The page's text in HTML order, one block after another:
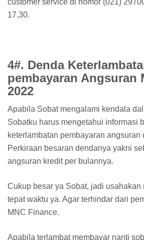
customer service di nomor (021)
17.30.
4#. Denda
pembayaran Angsuran
2022
Apabila Sobat mengalami kendala
Sobatku harus mengetahui informasi
keterlambatan pembayaran angsuran
Perkiraan besaran dendanya yakni
angsuran kredit per bulannya.
Cukup besar ya Sobat, jadi usahakan
tepat waktu ya. Agar terhindar dari
MNC Finance.
Apabila terlambat membayar nanti